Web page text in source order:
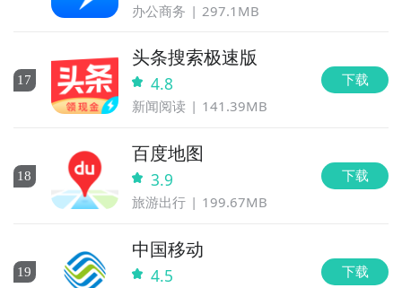
办公商务 297.1MB
17
头条搜索极速版
4.8
新闻阅读 141.39MB
下载
18
百度地图
3.9
旅游出行 199.67MB
下载
19
中国移动
4.5 下载